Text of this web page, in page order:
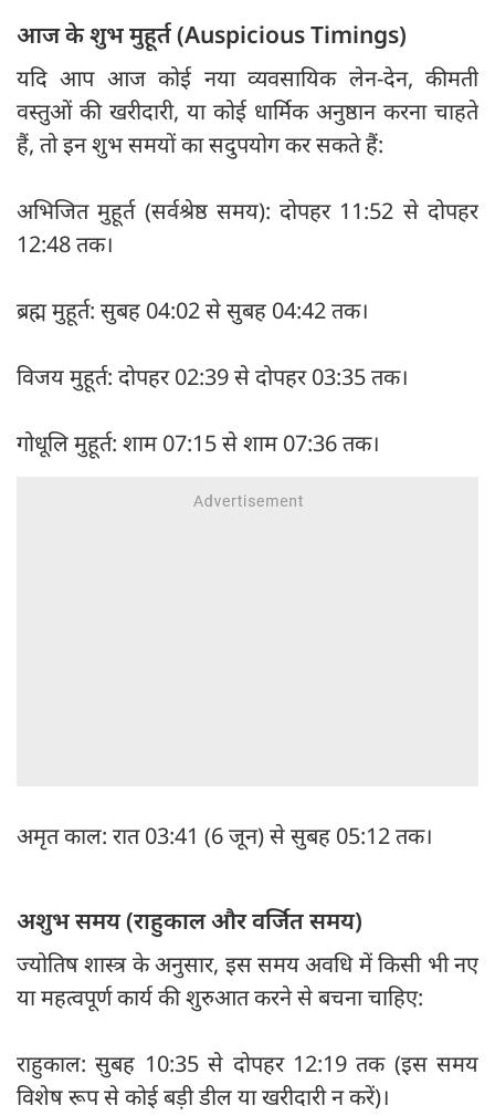
आज के शुभ मुहूर्त (Auspicious Timings)
यदि आप आज कोई नया व्यवसायिक लेन-देन, कीमती
वस्तुओं की खरीदारी, या कोई धार्मिक अनुष्ठान करना चाहते
हैं, तो इन शुभ समयों का सदुपयोग कर सकते हैं:
अभिजित मुहूर्त (सर्वश्रेष्ठ समय): दोपहर 11:52 से दोपहर
12:48 तक।
ब्रह्म मुहूर्त: सुबह 04:02 से सुबह 04:42 तक।
विजय मुहूर्त: दोपहर 02:39 से दोपहर 03:35 तक।
गोधूलि मुहूर्त: शाम 07:15 से शाम 07:36 तक।
अमृत काल: रात 03:41 (6 जून) से सुबह 05:12 तक।
अशुभ समय (राहुकाल और वर्जित समय)
ज्योतिष शास्त्र के अनुसार, इस समय अवधि में किसी भी नए
या महत्वपूर्ण कार्य की शुरुआत करने से बचना चाहिए:
राहुकाल: सुबह 10:35 से दोपहर 12:19 तक (इस समय
विशेष रूप से कोई बड़ी डील या खरीदारी न करें)।